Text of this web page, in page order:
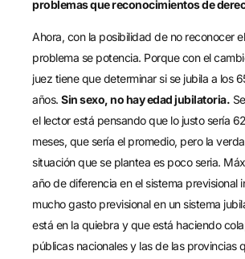
problemas que reconocimientos de
Ahora, con la posibilidad de no reconocer
problema se potencia. Porque con el
juez tiene que determinar si se jubila a los
años. Sin sexo, no hay edad jubilatoria.
el lector está pensando que lo justo sería
meses, que sería el promedio, pero la
situación que se plantea es poco seria.
año de diferencia en el sistema previsional
muchogastoprevisionalen un sistema
está en la quiebra y que está haciendo
públicas nacionales y las de las provincias